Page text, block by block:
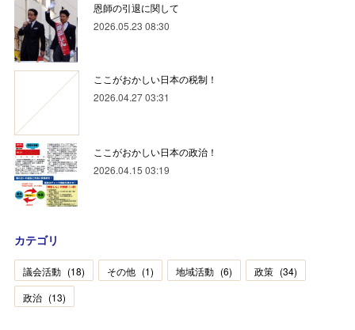
恩師の引退に関して
2026.05.23 08:30
ここがおかしい日本の税制！
2026.04.27 03:31
ここがおかしい日本の政治！
2026.04.15 03:19
カテゴリ
議会活動 (18) その他 (1) 地域活動 (6) 政策 (34)
政治 (13)